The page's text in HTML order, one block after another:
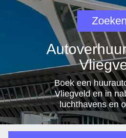
Boek een
Vliegveld en in
luchthavens en